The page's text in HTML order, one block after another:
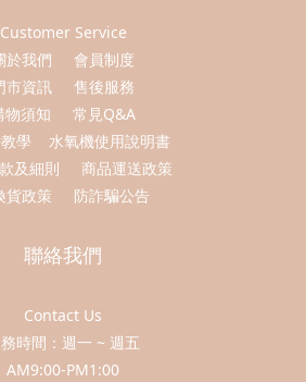
Customer Service
於我們
會員制度
市資訊
售後服務
物須知
常見Q&A
學
水氧機使用說明書
及細則
商品運送政策
貨政策
防詐騙公告
聯絡我們
Contact Us
時間：週一 ~ 週五
AM9:00-PM1:00